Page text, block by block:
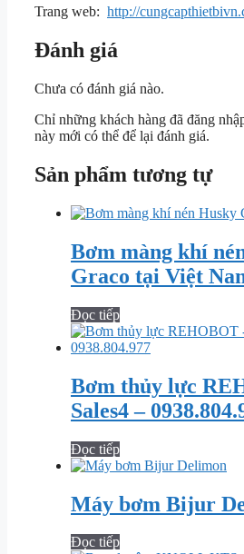
Trang web: http://
Đánh giá
Chưa có đánh giá nào.
Chỉ những khách hàng đã đăng
này mới có thể để lại đánh giá.
Sản phẩm tương tự
Bơm màng khí
Graco tại Việt
Đọc tiếp
Bơm thủy lực
Sales4 –
Đọc tiếp
Máy bơm Bijur
Đọc tiếp